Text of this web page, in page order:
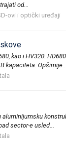
od...
ovi i optički uređaji
kao i HV320.
kapaciteta. Opširnije...
sector-e usled...